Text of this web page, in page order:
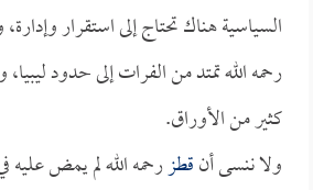
السياسية هناك تحتاج إلى استقرار
رحمه الله تمتد من الفرات إلى حدود
كثير من الأوراق.
ولا ننسى أنقطزرحمه الله لم يمض